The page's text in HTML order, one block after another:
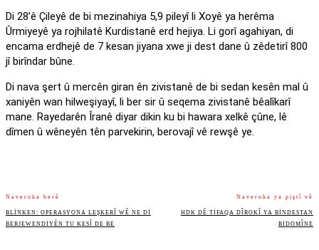
Di 28’ê Çileyê de bi mezinahiya 5,9 pileyî li Xoyê ya herêma
Ûrmiyeyê ya rojhilatê Kurdistanê erd hejiya. Li gorî agahiyan, di
encama erdhejê de 7 kesan jiyana xwe ji dest dane û zêdetirî 800
jî birîndar bûne.
Di nava şert û mercên giran ên zivistanê de bi sedan kesên mal û
xaniyên wan hilweşiyayî, li ber sir û seqema zivistanê bêalîkarî
mane. Rayedarên Îranê diyar dikin ku bi hawara xelkê çûne, lê
dîmen û wêneyên tên parvekirin, berovajî vê rewşê ye.
Naveroka berê
BLINKEN: OPERASYONA LEŞKERÎ WÊ NE DI
BERJEWENDIYÊN TU KESÎ DE BE
Naveroka ya piştî vê
HDK DÊ TIFAQA DÎROKÎ YA BINDESTAN
BIDOMÎNE